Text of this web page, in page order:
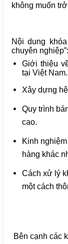
không muốn
Nội dung
chuyên nghiệp”:
Giới thiệu
tại Việt Nam.
Xây dựng
Quy trình
cao.
Kinh
hàng khác
Cách xử lý
một cách
Bên cạnh các